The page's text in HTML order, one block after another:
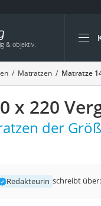
Die
Wohnen
Matratzen Matratze
x 220
der
Redakteurin schreibt über: